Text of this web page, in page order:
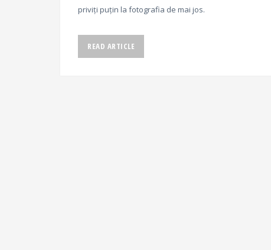
priviți puțin la fotografia de mai jos.
READ ARTICLE